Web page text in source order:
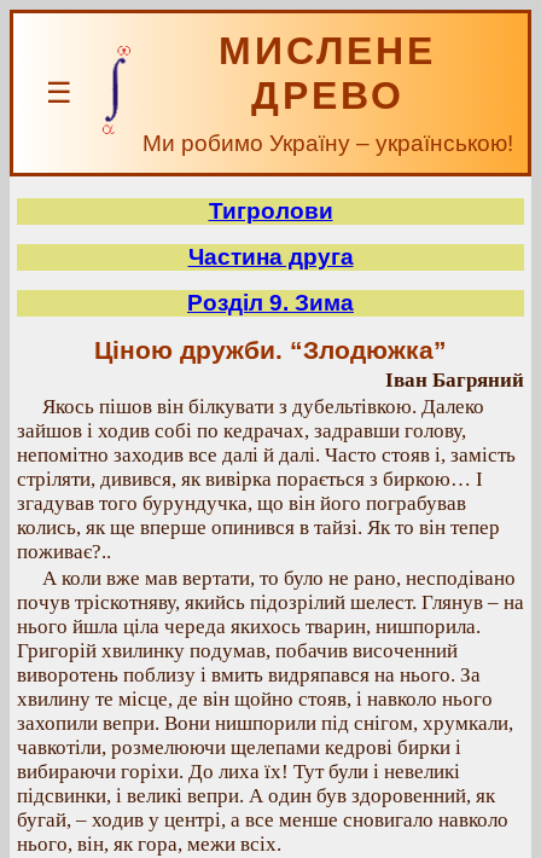
☰
МИСЛЕНЕ
ДРЕВО
Ми робимо Україну – українською!
Тигролови
Частина друга
Розділ 9. Зима
Ціною дружби. “Злодюжка”
Іван Багряний
Якось пішов він білкувати з дубельтівкою. Далеко
зайшов і ходив собі по кедрачах, задравши голову,
непомітно заходив все далі й далі. Часто стояв і, замість
стріляти, дивився, як вивірка порається з биркою… І
згадував того бурундучка, що він його пограбував
колись, як ще вперше опинився в тайзі. Як то він тепер
поживає?..
А коли вже мав вертати, то було не рано, несподівано
почув тріскотняву, якийсь підозрілий шелест. Глянув – на
нього йшла ціла череда якихось тварин, нишпорила.
Григорій хвилинку подумав, побачив височенний
виворотень поблизу і вмить видряпався на нього. За
хвилину те місце, де він щойно стояв, і навколо нього
захопили вепри. Вони нишпорили під снігом, хрумкали,
чавкотіли, розмелюючи щелепами кедрові бирки і
вибираючи горіхи. До лиха їх! Тут були і невеликі
підсвинки, і великі вепри. А один був здоровенний, як
бугай, – ходив у центрі, а все менше сновигало навколо
нього, він, як гора, межи всіх.